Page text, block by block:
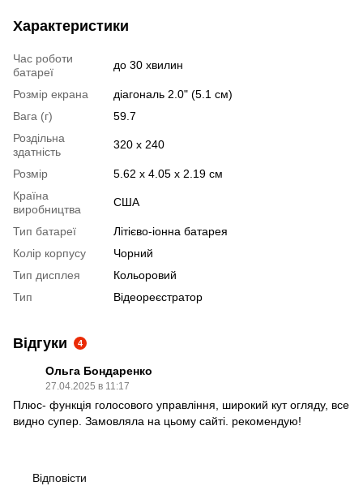
Характеристики
Час роботи
батареї
до 30 хвилин
Розмір екрана
діагональ 2.0" (5.1 см)
Вага (г)
59.7
Роздільна
здатність
320 x 240
Розмір
5.62 x 4.05 x 2.19 см
Країна
виробництва
США
Тип батареї
Літієво-іонна батарея
Колір корпусу
Чорний
Тип дисплея
Кольоровий
Тип
Відеореєстратор
Відгуки 4
Ольга Бондаренко
27.04.2025 в 11:17
Плюс- функція голосового управління, широкий кут огляду, все
видно супер. Замовляла на цьому сайті. рекомендую!
Відповісти